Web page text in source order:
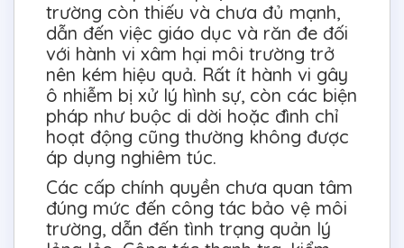
trường còn thiếu và chưa đủ mạnh,
dẫn đến việc giáo dục và răn đe đối
với hành vi xâm hại môi trường trở
nên kém hiệu quả. Rất ít hành vi gây
ô nhiễm bị xử lý hình sự, còn các biện
pháp như buộc di dời hoặc đình chỉ
hoạt động cũng thường không được
áp dụng nghiêm túc.
Các cấp chính quyền chưa quan tâm
đúng mức đến công tác bảo vệ môi
trường, dẫn đến tình trạng quản lý